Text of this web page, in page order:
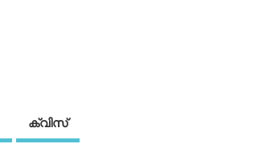
ക്വിസ്